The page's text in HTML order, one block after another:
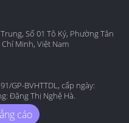
Số 01 Tô Ký, Phường Tân
Minh, Việt Nam
GP-BVHTTDL, cấp ngày:
Đặng Thị Nghệ Hà.
cáo